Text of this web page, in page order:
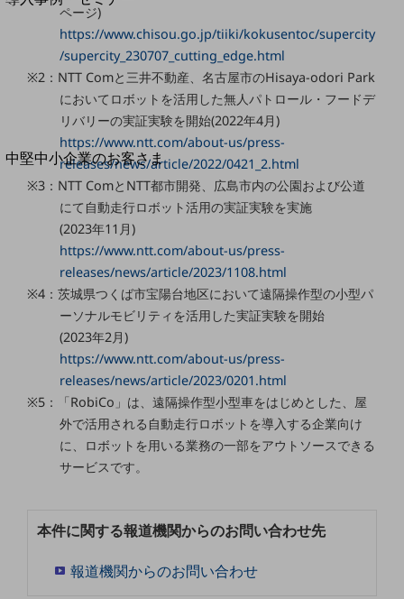
導入事例TOP
最新の導入事例や注目の導入事例をご紹介します
セミナー
開催・出展する各種セミナー、イベント情報をご紹介します
別ウィンドウで開きます
中堅中小企業のお客さま
NTTドコモビジネスウォッチ
ビジネスお役立ち情報
旬な話題やお役立ち資料などDXの課題を
解決するヒントをお届けする記事サイト
お役立ち資料ダウンロード
トレンド記事特集
中堅中小企業向け
サービス・ソリューション
課題やニーズに合ったサービスをご紹介し、
中堅中小企業のビジネスをサポート！
お悩みから見つける
お悩みから見つけるTOP
ネットワーク
バックオフィス
リモート・ハイブリッドワーク
ページ)
https://www.chisou.go.jp/tiiki/kokusentoc/supercity
/supercity_230707_cutting_edge.html
※2：NTT Comと三井不動産、名古屋市のHisaya-odori Park
においてロボットを活用した無人パトロール・フードデ
リバリーの実証実験を開始(2022年4月)
https://www.ntt.com/about-us/press-
releases/news/article/2022/0421_2.html
※3：NTT ComとNTT都市開発、広島市内の公園および公道
にて自動走行ロボット活用の実証実験を実施
(2023年11月)
https://www.ntt.com/about-us/press-
releases/news/article/2023/1108.html
※4：茨城県つくば市宝陽台地区において遠隔操作型の小型パ
ーソナルモビリティを活用した実証実験を開始
(2023年2月)
https://www.ntt.com/about-us/press-
releases/news/article/2023/0201.html
※5：「RobiCo」は、遠隔操作型小型車をはじめとした、屋
外で活用される自動走行ロボットを導入する企業向け
に、ロボットを用いる業務の一部をアウトソースできる
サービスです。
本件に関する報道機関からのお問い合わせ先
報道機関からのお問い合わせ